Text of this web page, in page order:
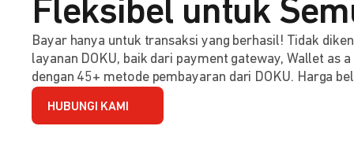
Fleksibel untuk
Bayar hanya untuk transaksi yang berhasil! Tidak
layanan DOKU, baik dari payment gateway, Wallet as
dengan 45+ metode pembayaran dari DOKU. Harga
HUBUNGI KAMI